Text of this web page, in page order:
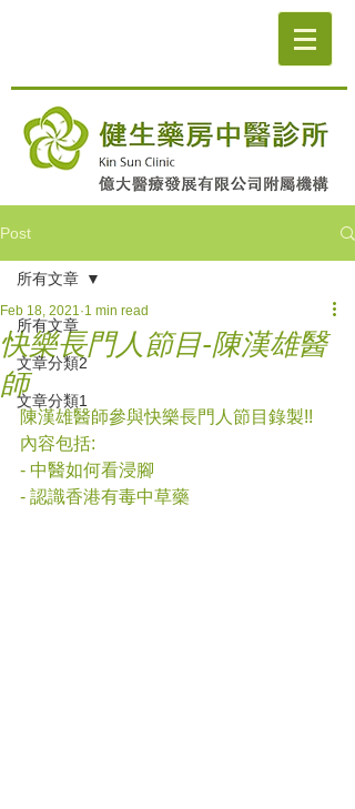
Post
所有文章
文章分類2
文章分類1
所有文章
快樂長門人節目-陳漢雄醫
師
Feb 18, 2021 1 min read
陳漢雄醫師參與快樂長門人節目錄製!!
內容包括:
- 中醫如何看浸腳
- 認識香港有毒中草藥